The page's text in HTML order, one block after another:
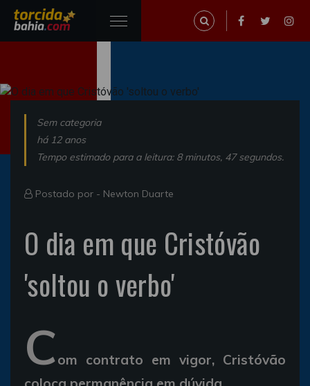
Sem categoria
há 12 anos
Tempo estimado para a leitura: 8 minutos, 47 segundos.
Postado por - Newton Duarte
O dia em que Cristóvão
'soltou o verbo'
Com contrato em vigor, Cristóvão